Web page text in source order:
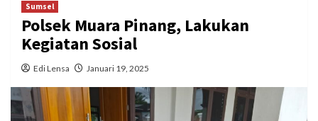
Sumsel
Polsek Muara Pinang, Lakukan
Kegiatan Sosial
Edi Lensa Januari 19, 2025